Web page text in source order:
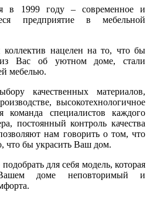
в 1999 году – современное и
предприятие в мебельной
коллектив нацелен на то, что бы
из Вас об уютном доме, стали
мебелью.
качественных материалов,
высокотехнологичное
команда специалистов каждого
постоянный контроль качества
нам говорить о том, что
что бы украсить Ваш дом.
для себя модель, которая
доме неповторимый и